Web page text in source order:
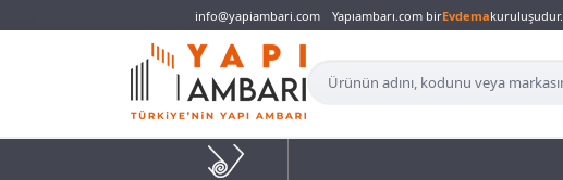
info@yapiambari.com Yapıambarı.com birEvdemakuruluşudur.